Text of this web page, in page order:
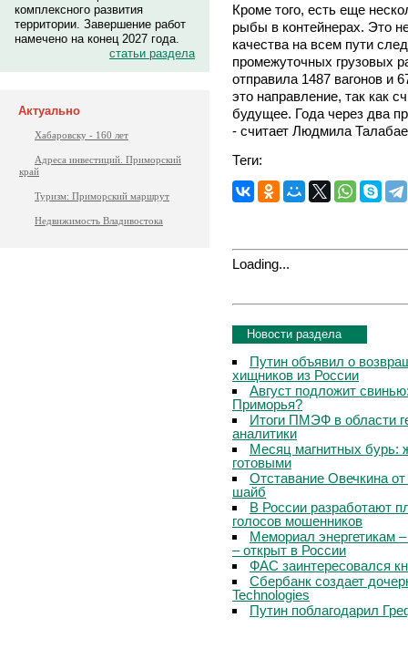
комплексного развития
территории. Завершение работ
намечено на конец 2027 года.
статьи раздела
Актуально
Хабаровску - 160 лет
Адреса инвестиций. Приморский
край
Туризм: Приморский маршрут
Недвижимость Владивостока
Кроме того, есть еще
рыбы в контейнерах. Это
качества на всем пути
промежуточных грузовых
отправила 1487 вагонов и
это направление, так как
будущее. Года через два
- считает Людмила
Теги:
Loading...
Новости раздела
Путин объявил о
хищников из России
Август подложит
Приморья?
Итоги ПМЭФ в области
аналитики
Месяц магнитных бурь:
готовыми
Отставание Овечкина
шайб
В России разработают
голосов мошенников
Мемориал энергетикам
– открыт в России
ФАС заинтересовался
Сбербанк создает
Technologies
Путин поблагодарил